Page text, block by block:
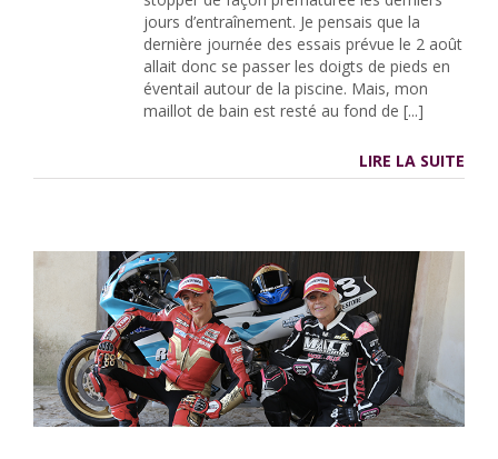
jours d’entraînement. Je pensais que la
dernière journée des essais prévue le 2 août
allait donc se passer les doigts de pieds en
éventail autour de la piscine. Mais, mon
maillot de bain est resté au fond de [...]
LIRE LA SUITE